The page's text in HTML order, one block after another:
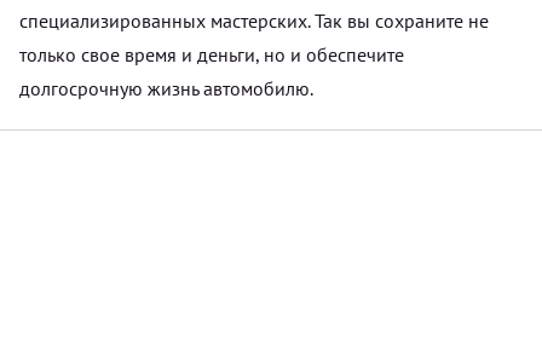
специализированных мастерских. Так вы сохраните не
только свое время и деньги, но и обеспечите
долгосрочную жизнь автомобилю.